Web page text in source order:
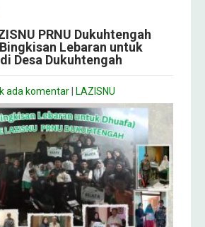
PRNU Dukuhtengah
Lebaran untuk
Desa Dukuhtengah
ada komentar| LAZISNU